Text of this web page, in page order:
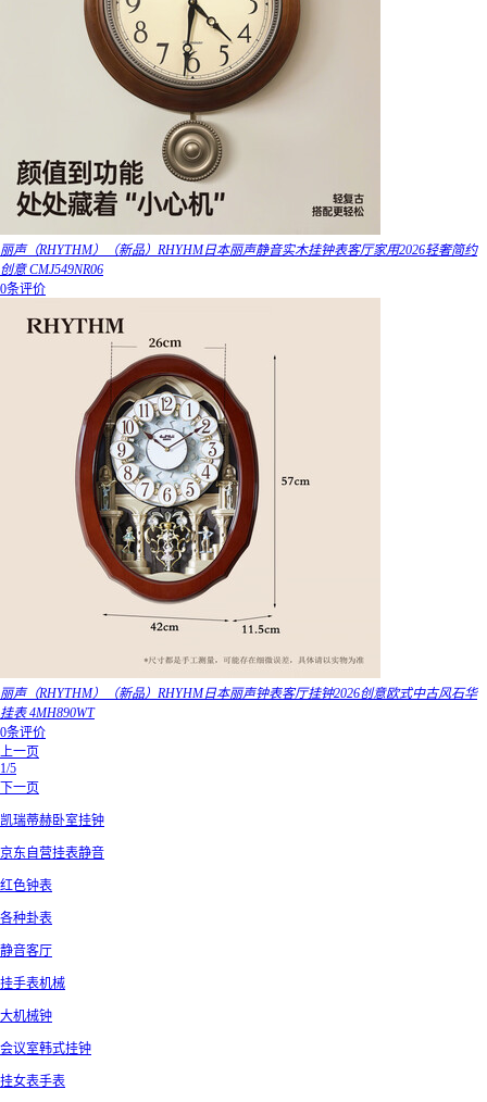
丽声（RHYTHM）（新品）RHYHM日本丽声静音实木挂钟表客厅家用2026轻奢简约
创意 CMJ549NR06
0条评价
丽声（RHYTHM）（新品）RHYHM日本丽声钟表客厅挂钟2026创意欧式中古风石华
挂表 4MH890WT
0条评价
上一页
1/5
下一页
凯瑞蒂赫卧室挂钟
京东自营挂表静音
红色钟表
各种卦表
静音客厅
挂手表机械
大机械钟
会议室韩式挂钟
挂女表手表